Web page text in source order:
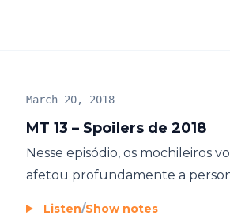
MT 13 – Spoilers de 2018
March 20, 2018
Nesse episódio, os mochileiros
afetou profundamente a
Listen/Show notes